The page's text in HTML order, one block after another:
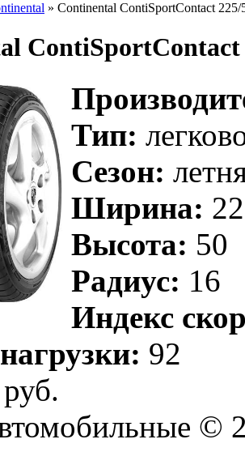
» Continental ContiSportContact
ContiSportContact
Тип:
Сезон:
Ширина:
Высота: 50
Радиус: 16
Индекс
92
©